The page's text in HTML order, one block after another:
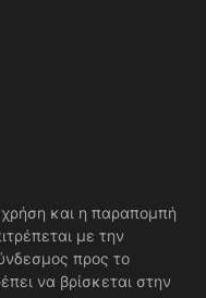
και η παραπομπή
με την
προς το
να βρίσκεται στην